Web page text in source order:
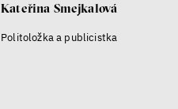
Kateřina Smejkalová
Politoložka a publicistka